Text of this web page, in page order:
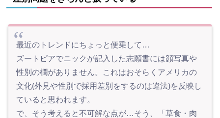
最近のトレンドにちょっと便乗して…
ズートピアでニックが記入した志願書には顔写真や
性別の欄がありません。これはおそらくアメリカの
文化(外見や性別で採用差別をするのは違法)を反映し
ていると思われます。
で、そう考えると不可解な点が…そう、「草食・肉